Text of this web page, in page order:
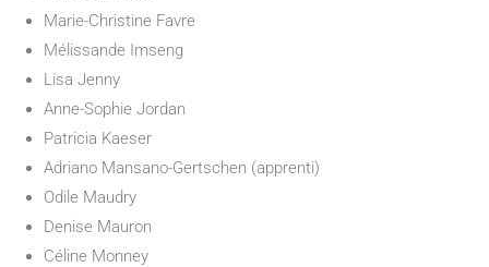
Marie-Christine Favre
Mélissande Imseng
Lisa Jenny
Anne-Sophie Jordan
Patricia Kaeser
Adriano Mansano-Gertschen (apprenti)
Odile Maudry
Denise Mauron
Céline Monney